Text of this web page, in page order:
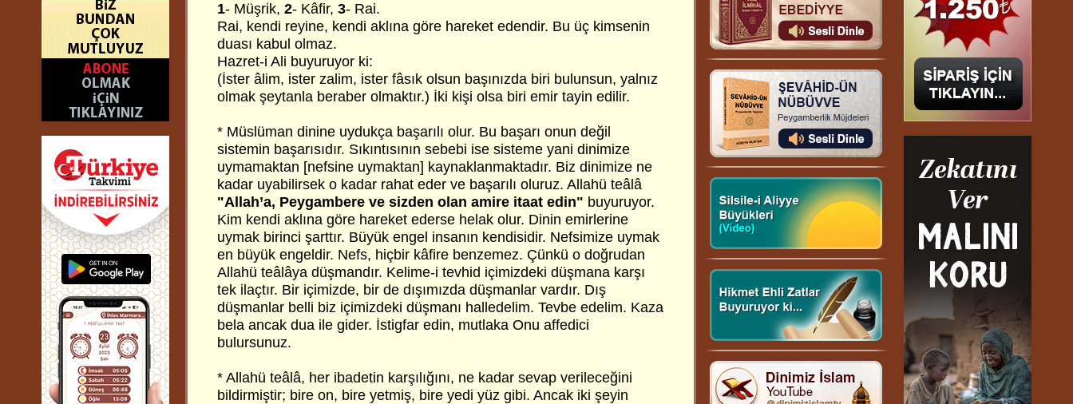
1- Müşrik, 2- Kâfir, 3- Rai.
Rai, kendi reyine, kendi aklına göre hareket edendir. Bu üç kimsenin
duası kabul olmaz.
Hazret-i Ali buyuruyor ki:
(İster âlim, ister zalim, ister fâsık olsun başınızda biri bulunsun, yalnız
olmak şeytanla beraber olmaktır.) İki kişi olsa biri emir tayin edilir.
* Müslüman dinine uydukça başarılı olur. Bu başarı onun değil
sistemin başarısıdır. Sıkıntısının sebebi ise sisteme yani dinimize
uymamaktan [nefsine uymaktan] kaynaklanmaktadır. Biz dinimize ne
kadar uyabilirsek o kadar rahat eder ve başarılı oluruz. Allahü teâlâ
"Allah’a, Peygambere ve sizden olan amire itaat edin" buyuruyor.
Kim kendi aklına göre hareket ederse helak olur. Dinin emirlerine
uymak birinci şarttır. Büyük engel insanın kendisidir. Nefsimize uymak
en büyük engeldir. Nefs, hiçbir kâfire benzemez. Çünkü o doğrudan
Allahü teâlâya düşmandır. Kelime-i tevhid içimizdeki düşmana karşı
tek ilaçtır. Bir içimizde, bir de dışımızda düşmanlar vardır. Dış
düşmanlar belli biz içimizdeki düşmanı halledelim. Tevbe edelim. Kaza
bela ancak dua ile gider. İstigfar edin, mutlaka Onu affedici
bulursunuz.
* Allahü teâlâ, her ibadetin karşılığını, ne kadar sevap verileceğini
bildirmiştir; bire on, bire yetmiş, bire yedi yüz gibi. Ancak iki şeyin